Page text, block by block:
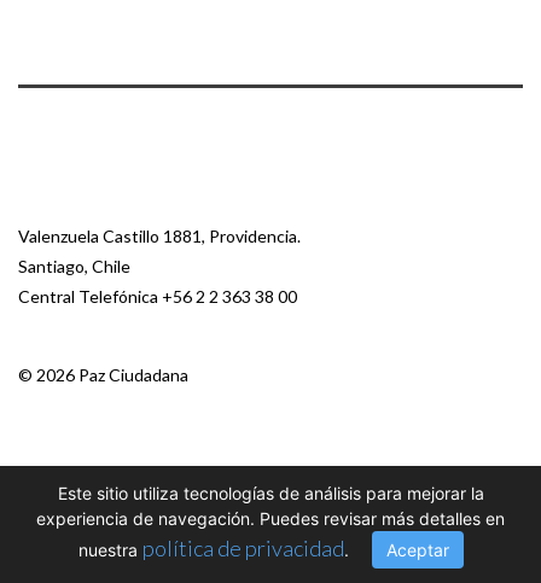
Valenzuela Castillo 1881, Providencia.
Santiago, Chile
Central Telefónica +56 2 2 363 38 00
© 2026 Paz Ciudadana
Este sitio utiliza tecnologías de análisis para mejorar la
experiencia de navegación. Puedes revisar más detalles en
nuestra política de privacidad. Aceptar